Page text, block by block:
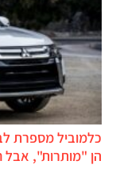
כלמוביל מספרת
הן "מותרות", אבל